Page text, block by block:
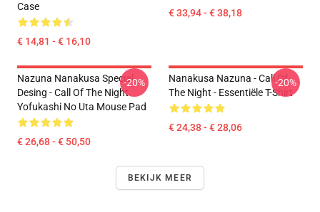
Case
€ 14,81 - € 16,10
€ 33,94 - € 38,18
Nazuna Nanakusa Special
Desing - Call Of The Night
Yofukashi No Uta Mouse Pad
€ 26,68 - € 50,50
-20%
Nanakusa Nazuna - Call Of
The Night - Essentiële T-Shirt
€ 24,38 - € 28,06
-20%
BEKIJK MEER